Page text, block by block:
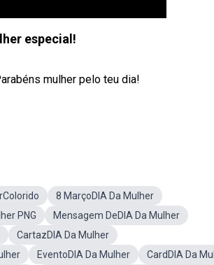
especial!
mulher pelo teu dia!
8 MarçoDIA Da Mulher
PNG
Mensagem DeDIA Da Mulher
CartazDIA Da Mulher
EventoDIA Da Mulher
CardDIA Da